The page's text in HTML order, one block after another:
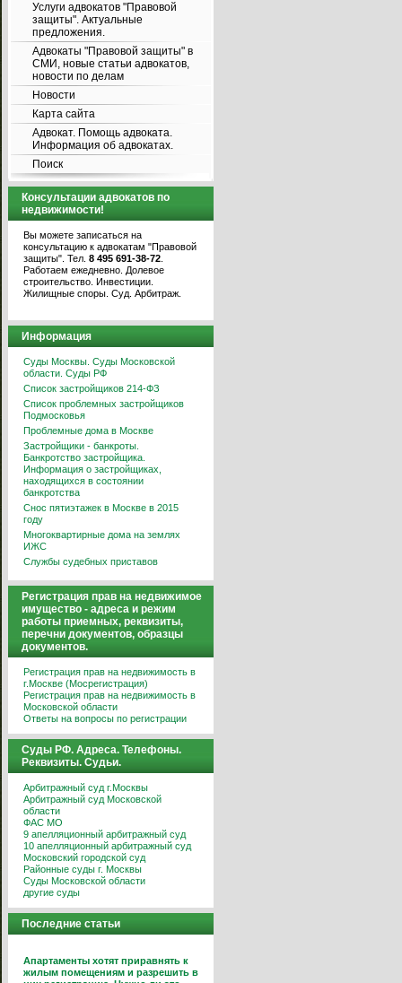
Услуги адвокатов "Правовой
защиты". Актуальные
предложения.
Адвокаты "Правовой защиты" в
СМИ, новые статьи адвокатов,
новости по делам
Новости
Карта сайта
Адвокат. Помощь адвоката.
Информация об адвокатах.
Поиск
Консультации адвокатов по
недвижимости!
Вы можете записаться на
консультацию к адвокатам "Правовой
защиты". Тел. 8 495 691-38-72
Работаем ежедневно. Долевое
строительство. Инвестиции.
Жилищные споры. Суд. Арбитраж.
Информация
Суды Москвы. Суды Московской
области. Суды РФ
Список застройщиков 214-ФЗ
Список проблемных застройщиков
Подмосковья
Проблемные дома в Москве
Застройщики - банкроты.
Банкротство застройщика.
Информация о застройщиках,
находящихся в состоянии
банкротства
Снос пятиэтажек в Москве в 2015
году
Многоквартирные дома на землях
ИЖС
Службы судебных приставов
Регистрация прав на недвижимое
имущество - адреса и режим
работы приемных, реквизиты,
перечни документов, образцы
документов.
Регистрация прав на недвижимость в
г.Москве (Мосрегистрация)
Регистрация прав на недвижимость в
Московской области
Ответы на вопросы по регистрации
Суды РФ. Адреса. Телефоны.
Реквизиты. Судьи.
Арбитражный суд г.Москвы
Арбитражный суд Московской
области
ФАС МО
9 апелляционный арбитражный суд
10 апелляционный арбитражный суд
Московский городской суд
Районные суды г. Москвы
Суды Московской области
другие суды
Последние статьи
Апартаменты хотят приравнять к
жилым помещениям и разрешить в